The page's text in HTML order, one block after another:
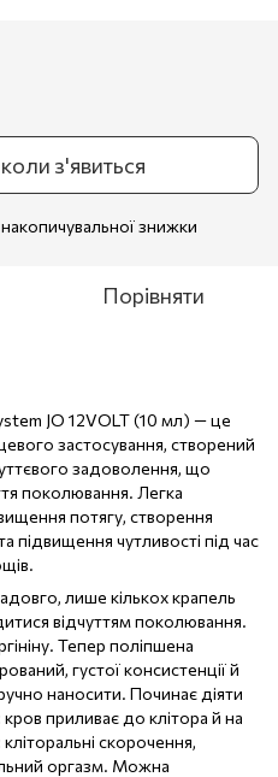
з'явиться
знижки
Порівняти
JO 12VOLT (10 мл) — це
застосування, створений
задоволення, що
поколювання. Легка
потягу, створення
підвищення чутливості під час
лише кількох крапель
відчуттям поколювання.
Тепер поліпшена
густої консистенції й
наносити. Починає діяти
приливає до клітора й на
кліторальні скорочення,
оргазм. Можна